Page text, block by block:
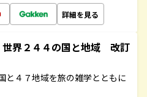
詳細を見る
界２４４の国と地域 改訂
と４７地域を旅の雑学とともに